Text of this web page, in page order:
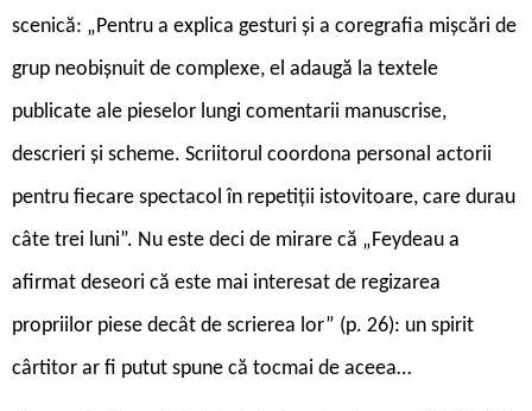
scenică: „Pentru a explica gesturi și a coregrafia mișcări de
grup neobișnuit de complexe, el adaugă la textele
publicate ale pieselor lungi comentarii manuscrise,
descrieri și scheme. Scriitorul coordona personal actorii
pentru fiecare spectacol în repetiții istovitoare, care durau
câte trei luni”. Nu este deci de mirare că „Feydeau a
afirmat deseori că este mai interesat de regizarea
propriilor piese decât de scrierea lor” (p. 26): un spirit
cârtitor ar fi putut spune că tocmai de aceea…